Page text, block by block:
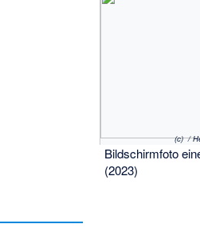
(c) /
Bildschirmfoto
(2023)